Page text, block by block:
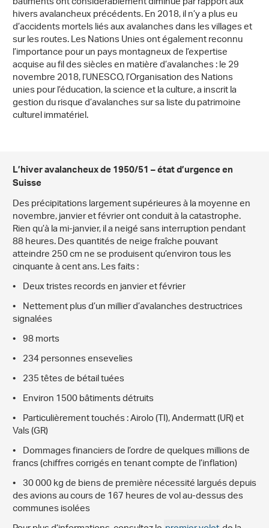
hivers avalancheux précédents. En 2018, il n’y a plus eu
d’accidents mortels liés aux avalanches dans les villages et
sur les routes. Les Nations Unies ont également reconnu
l’importance pour un pays montagneux de l’expertise
acquise au fil des siècles en matière d’avalanches : le 29
novembre 2018, l’UNESCO, l’Organisation des Nations
unies pour l’éducation, la science et la culture, a inscrit la
gestion du risque d’avalanches sur sa liste du patrimoine
culturel immatériel.
L’hiver avalancheux de 1950/51 – état d’urgence en
Suisse
Des précipitations largement supérieures à la moyenne en
novembre, janvier et février ont conduit à la catastrophe.
Rien qu’à la mi-janvier, il a neigé sans interruption pendant
88 heures. Des quantités de neige fraîche pouvant
atteindre 250 cm ne se produisent qu’environ tous les
cinquante à cent ans. Les faits :
• Deux tristes records en janvier et février
• Nettement plus d’un millier d’avalanches destructrices
signalées
• 98 morts
• 234 personnes ensevelies
• 235 têtes de bétail tuées
• Environ 1500 bâtiments détruits
• Particulièrement touchés : Airolo (TI), Andermatt (UR) et
Vals (GR)
• Dommages financiers de l’ordre de quelques millions de
francs (chiffres corrigés en tenant compte de l’inflation)
• 30 000 kg de biens de première nécessité largués depuis
des avions au cours de 167 heures de vol au-dessus des
communes isolées